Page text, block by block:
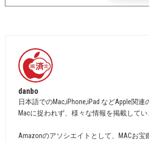
danbo
日本語でのMac,iPhone,iPad などApple関連
Macに捉われず、様々な情報を掲載してい
Amazonのアソシエイトとして、MACお宝